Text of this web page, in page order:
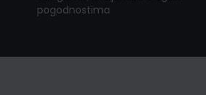
pogodnostima